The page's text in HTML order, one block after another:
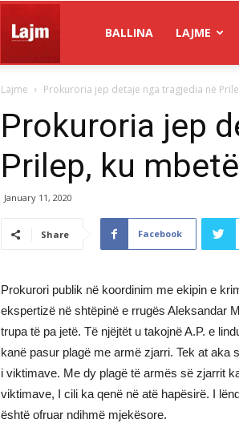
Lajm
BALLINA LAJME
Lajme Prokuroria jep detaje nga tragjedia në
Prokuroria jep
Prilep, ku
January 11, 2020
Share Facebook
Prokurori publik në koordinim me ekipin e
ekspertizë në shtëpinë e rrugës Aleksandar
trupa të pa jetë. Të njëjtët u takojnë A.P. e
kanë pasur plagë me armë zjarri. Tek at aka
i viktimave. Me dy plagë të armës së zjarrit
viktimave, I cili ka qenë në atë hapësirë. I
është ofruar ndihmë mjekësore.